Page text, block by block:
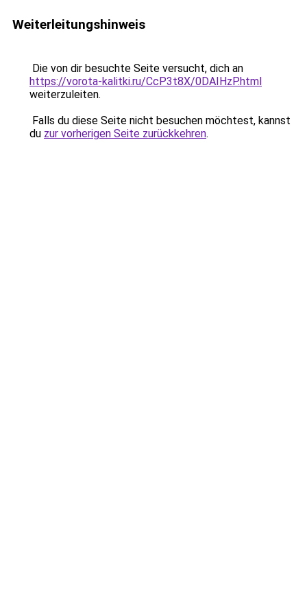
Weiterleitungshinweis
Die von dir besuchte Seite versucht, dich an
https://vorota-kalitki.ru/CcP3t8X/0DAIHzP.html
weiterzuleiten.
Falls du diese Seite nicht besuchen möchtest, kannst
du zur vorherigen Seite zurückkehren.